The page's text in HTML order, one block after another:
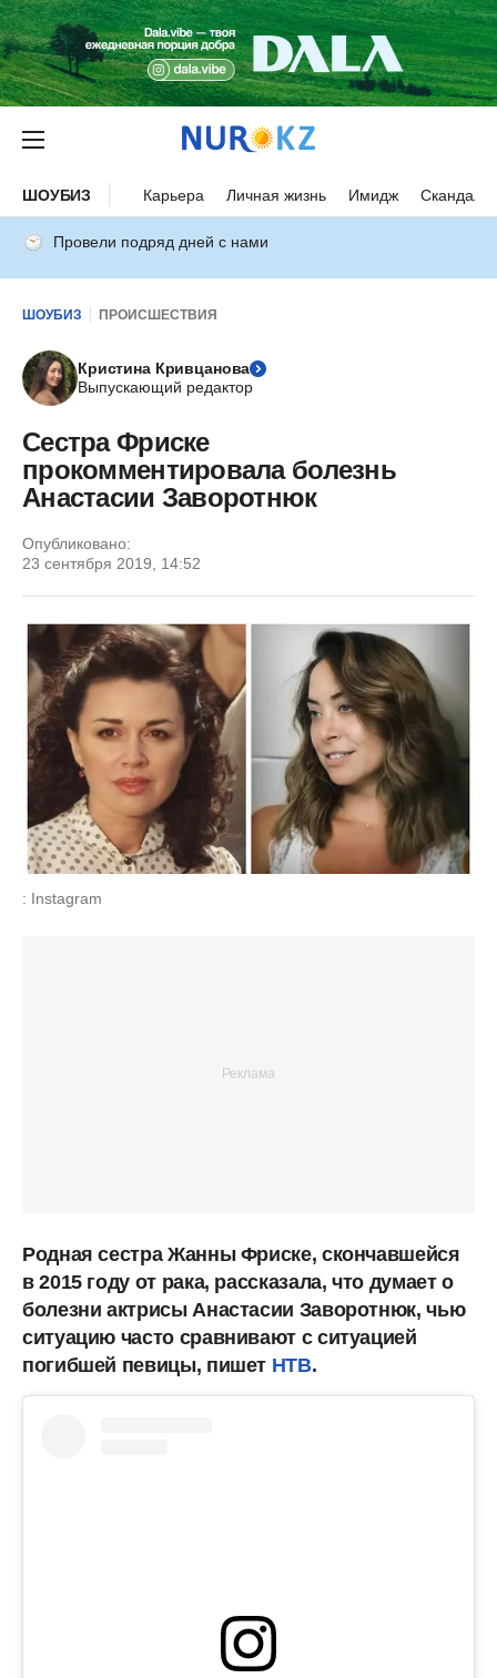
ШОУБИЗ Карьера Личная жизнь Имидж Скандалы
Провели подряд дней с нами
ШОУБИЗ ПРОИСШЕСТВИЯ
Кристина Кривцанова
Выпускающий редактор
Сестра Фриске
прокомментировала болезнь
Анастасии Заворотнюк
Опубликовано:
23 сентября 2019, 14:52
: Instagram
Родная сестра Жанны Фриске, скончавшейся
в 2015 году от рака, рассказала, что думает о
болезни актрисы Анастасии Заворотнюк, чью
ситуацию часто сравнивают с ситуацией
погибшей певицы, пишет НТВ.